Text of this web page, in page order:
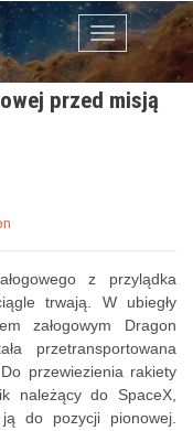
Menu
przed misją
z przylądka
trwają. W ubiegły
załogowym Dragon
przetransportowana
przewiezienia rakiety
należący do SpaceX,
do pozycji pionowej.